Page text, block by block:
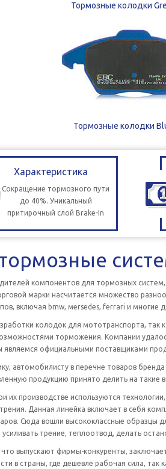
Тормозные колодки
Тормозные колодки
Характеристика
Сокращение тормозного пути
до 40%. Уникальный
притирочный слой Brake-In
компонентов для тормозных
марки насчитается множество
включая bmw, мersedes, ferrari и многие
колодок для мототранспорта,
торможения. Компании
официальными поставщиками
автомобилисту в перечне товаров
продукцию принято делить на такие
их производстве используются
Данная линейка включает в себя
Сюда вошли высококлассные образцы
трение, теплоотвод, делать
выпускают фирмы-конкуренты,
в страны, где дешевле рабочая сила, так